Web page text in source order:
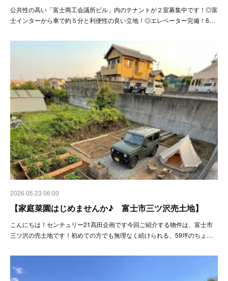
公共性の高い「富士商工会議所ビル」内のテナントが２室募集中です！◎富
士インターから車で約５分と利便性の良い立地！◎エレベーター完備！6…
2026.05.23 06:00
【家庭菜園はじめませんか♪ 富士市三ツ沢売土地】
こんにちは！センチュリー21髙田企画です今回ご紹介する物件は、富士市
三ツ沢の売土地です！初めての方でも無理なく続けられる、59坪のちょ…